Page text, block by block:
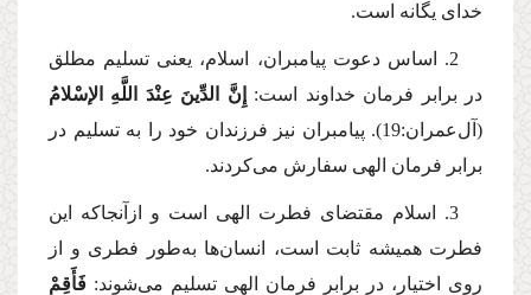
خدای یگانه است.
2. اساس دعوت پیامبران، اسلام، یعنی تسلیم مطلق
در برابر فرمان خداوند است: إِنَّ الدِّینَ عِنْدَ اللَّهِ الإسْلامُ
(آل‌عمران:19). پیامبران نیز فرزندان خود را به تسلیم در
برابر فرمان الهی سفارش می‌كردند.
3. اسلام مقتضای فطرت الهی است و ازآنجاكه این
فطرت همیشه ثابت است، انسان‌ها به‌طور فطری و از
روی اختیار، در برابر فرمان الهی تسلیم می‌شوند: فَأَقِمْ